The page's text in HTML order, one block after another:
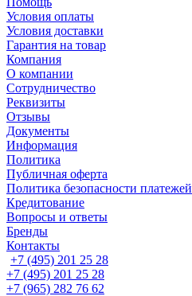
Условия оплаты
Условия доставки
Гарантия на товар
Компания
О компании
Сотрудничество
Реквизиты
Отзывы
Документы
Информация
Политика
Публичная оферта
Политика безопасности платежей
Кредитование
Вопросы и ответы
Бренды
Контакты
+7 (495) 201 25 28
+7 (495) 201 25 28
+7 (965) 282 76 62